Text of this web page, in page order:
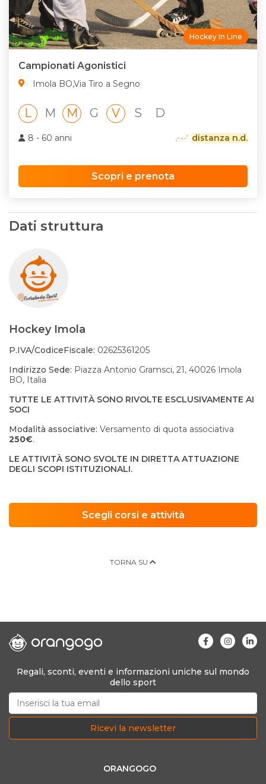
Hockey In Line
Campionati Agonistici
Imola BO,Via Tiro a Segno
L M M G V S D
8 - 60 anni distanza n.d.
Scopri e prenota
Dati struttura
Hockey Imola
P.IVA/CodiceFiscale: 02625361205
Indirizzo Sede: Piazza Antonio Gramsci, 21, 40026 Imola
BO, Italia
TUTTE LE ATTIVITÀ SONO RIVOLTE ESCLUSIVAMENTE AI
SOCI
Modalità associative: Versamento di quota associativa
250€.
LE ATTIVITÀ SONO SVOLTE IN DIRETTA ATTUAZIONE
DEGLI SCOPI ISTITUZIONALI.
Scegli corsi e attività
TORNA SU
Regali, sconti, eventi e informazioni uniche sul mondo
dello sport
Ricevi la newsletter
ORANGOGO